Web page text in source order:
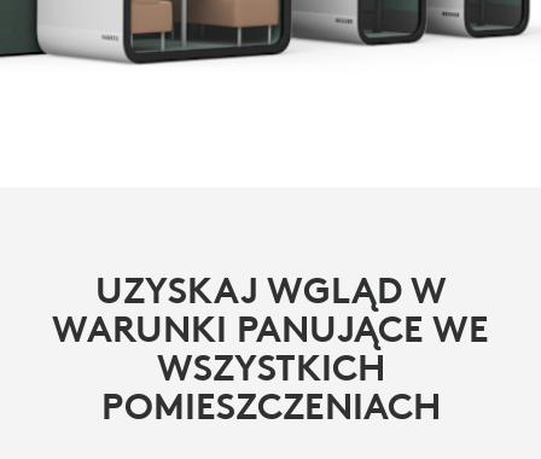
UZYSKAJ WGLĄD W
WARUNKI PANUJĄCE WE
WSZYSTKICH
POMIESZCZENIACH